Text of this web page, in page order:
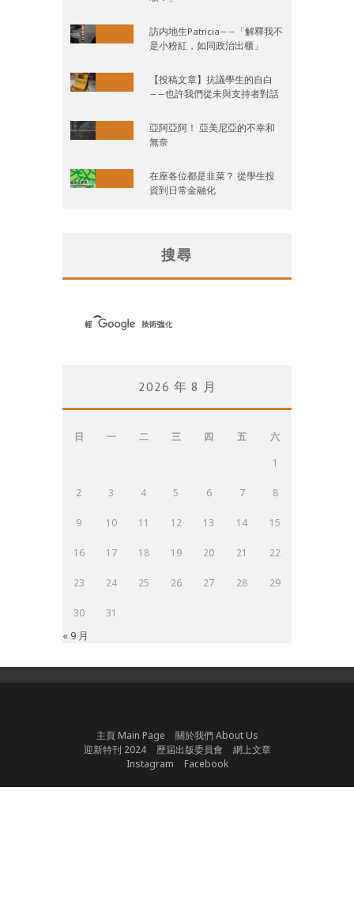
訪内地生Patricia——「解釋我不
是小粉紅，如同政治出櫃」
【投稿文章】抗議學生的自白
——也許我們從未與支持者對話
亞阿亞阿！ 亞美尼亞的不幸和
無奈
在座各位都是韭菜？ 從學生投
資到日常金融化
搜尋
2026 年 8 月
日 一 二 三 四 五
六
1
2 3 4 5 6 7 8
9 10 11 12 13 14 15
16 17 18 19 20 21 22
23 24 25 26 27 28 29
30 31
« 9 月
主頁 Main Page
關於我們 About Us
迎新特刊 2024
歷屆出版委員會
網上文章
Instagram
Facebook